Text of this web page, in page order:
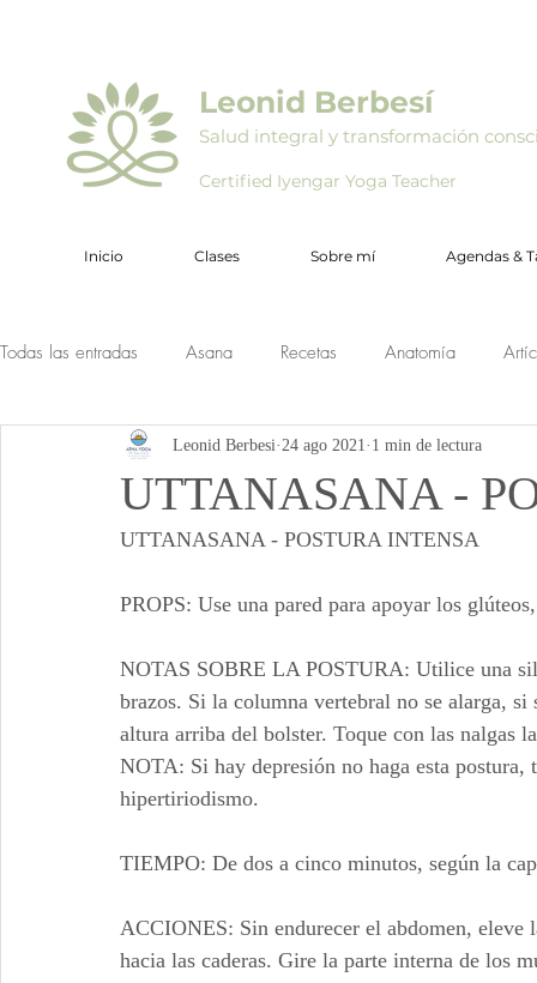
Leonid Berbesí
Certified Iyengar Yoga Teacher
Salud integral y transformación
Inicio Clases Sobre mí Agendas &
Todas las entradas Asana Recetas Anatomía
UTTANASANA -
Leonid Berbesi 24 ago 2021 1 min de lectura
UTTANASANA - POSTURA INTENSA
PROPS: Use una pared para apoyar los
NOTAS SOBRE LA POSTURA: Utilice una
brazos. Si la columna vertebral no se alarga, si
altura arriba del bolster. Toque con las nalgas
NOTA: Si hay depresión no haga esta
hipertiriodismo.
TIEMPO: De dos a cinco minutos, según la
ACCIONES: Sin endurecer el abdomen,
hacia las caderas. Gire la parte interna de los